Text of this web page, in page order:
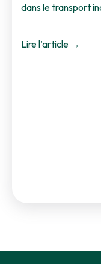
dans le transport
Lire l’article →